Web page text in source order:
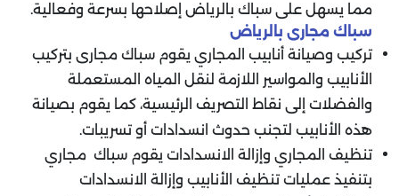
مما يسهل على سباك بالرياض إصلاحها بسرعة وفعالية.
سباك مجارى بالرياض
تركيب وصيانة أنابيب المجاري يقوم سباك مجارى بتركيب
الأنابيب والمواسير اللازمة لنقل المياه المستعملة
والفضلات إلى نقاط التصريف الرئيسية، كما يقوم بصيانة
هذه الأنابيب لتجنب حدوث انسدادات أو تسريبات.
تنظيف المجاري وإزالة الانسدادات يقوم سباك مجاري
بتنفيذ عمليات تنظيف الأنابيب وإزالة الانسدادات